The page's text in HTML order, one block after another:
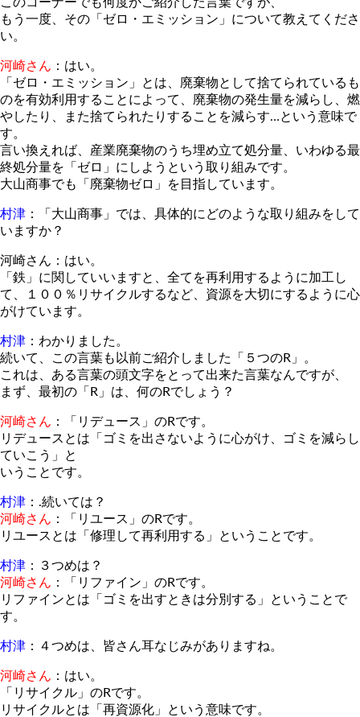
もう一度、その「ゼロ・エミッション」について教えてくださ
い。
河崎さん ：はい。
「ゼロ・エミッション」とは、廃棄物として捨てられているも
のを有効利用することによって、廃棄物の発生量を減らし、燃
やしたり、また捨てられたりすることを減らす…という意味で
す。
言い換えれば、産業廃棄物のうち埋め立て処分量、いわゆる最
終処分量を「ゼロ」にしようという取り組みです。
大山商事でも「廃棄物ゼロ」を目指しています。
村津 ：「大山商事」では、具体的にどのような取り組みをして
いますか？
河崎さん：はい。
「鉄」に関していいますと、全てを再利用するように加工し
て、１００％リサイクルするなど、資源を大切にするように心
がけています。
村津 ：わかりました。
続いて、この言葉も以前ご紹介しました「５つのR」。
これは、ある言葉の頭文字をとって出来た言葉なんですが、
まず、最初の「R」は、何のRでしょう？
河崎さん ：「リデュース」のRです。
リデュースとは「ゴミを出さないように心がけ、ゴミを減らし
ていこう」と
いうことです。
村津 ：.続いては？
河崎さん ：「リユース」のRです。
リユースとは「修理して再利用する」ということです。
村津 ：３つめは？
河崎さん ：「リファイン」のRです。
リファインとは「ゴミを出すときは分別する」ということで
す。
村津 ：４つめは、皆さん耳なじみがありますね。
河崎さん ：はい。
「リサイクル」のRです。
リサイクルとは「再資源化」という意味です。